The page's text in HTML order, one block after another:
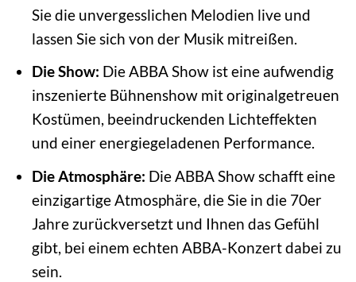
Sie die unvergesslichen Melodien live und
lassen Sie sich von der Musik mitreißen.
Die Show: Die ABBA Show ist eine aufwendig
inszenierte Bühnenshow mit originalgetreuen
Kostümen, beeindruckenden Lichteffekten
und einer energiegeladenen Performance.
Die Atmosphäre: Die ABBA Show schafft eine
einzigartige Atmosphäre, die Sie in die 70er
Jahre zurückversetzt und Ihnen das Gefühl
gibt, bei einem echten ABBA-Konzert dabei zu
sein.